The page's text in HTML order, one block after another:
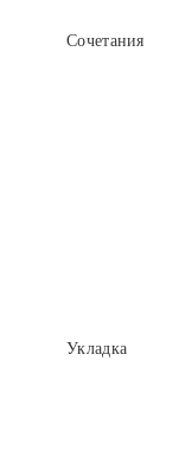
Сочетания
Укладка